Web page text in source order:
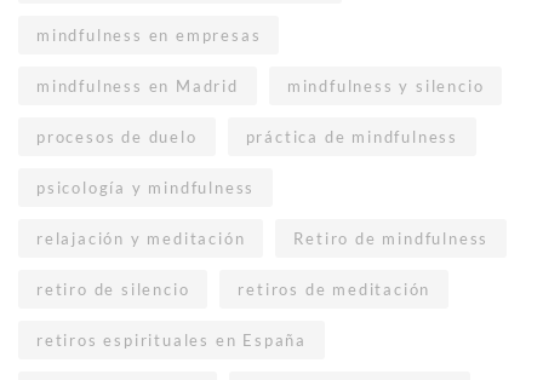
mindfulness en empresas
mindfulness en Madrid mindfulness y silencio
procesos de duelo práctica de mindfulness
psicología y mindfulness
relajación y meditación Retiro de mindfulness
retiro de silencio retiros de meditación
retiros espirituales en España